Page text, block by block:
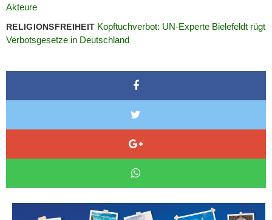
Akteure
RELIGIONSFREIHEIT Kopftuchverbot: UN-Experte Bielefeldt rügt
Verbotsgesetze in Deutschland